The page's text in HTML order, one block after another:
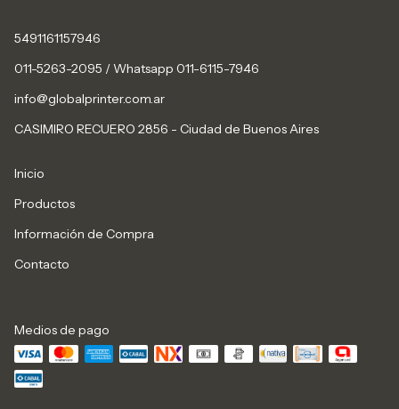
5491161157946
011-5263-2095 / Whatsapp 011-6115-7946
info@globalprinter.com.ar
CASIMIRO RECUERO 2856 - Ciudad de Buenos Aires
Inicio
Productos
Información de Compra
Contacto
Medios de pago